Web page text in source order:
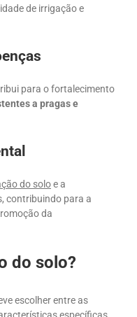
de irrigação e
para o fortalecimento
a pragas e
do soloe a
contribuindo para a
da
do solo?
escolher entre as